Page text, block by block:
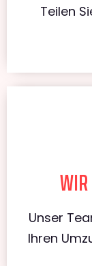
Teilen
Unser
Ihren